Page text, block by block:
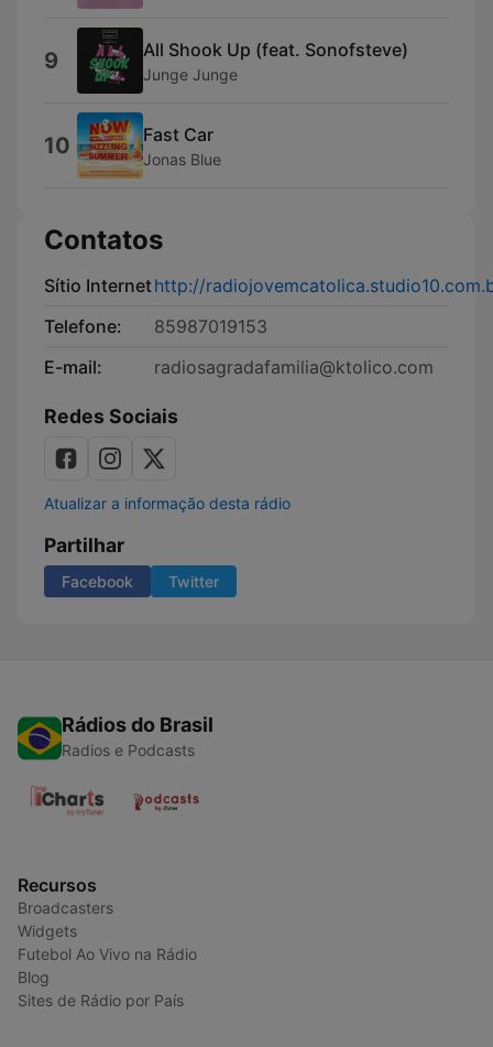
9 All Shook Up (feat. Sonofsteve)
Junge Junge
10 Fast Car
Jonas Blue
Contatos
Sítio Internethttp://
Telefone:
85987019153
E-mail:
radiosagradafamilia@ktolico.com
Redes Sociais
Atualizar a informação desta rádio
Partilhar
Facebook Twitter
Rádios do Brasil
Radios e Podcasts
Recursos
Broadcasters
Widgets
Futebol Ao Vivo na Rádio
Blog
Sites de Rádio por País